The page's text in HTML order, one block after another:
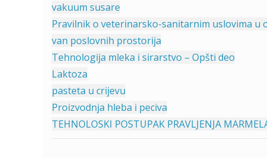
vakuum susare
Pravilnik o veterinarsko-sanitarnim uslovima
van poslovnih prostorija
Tehnologija mleka i sirarstvo – Opšti deo
Laktoza
pasteta u crijevu
Proizvodnja hleba i peciva
TEHNOLOSKI POSTUPAK PRAVLJENJA